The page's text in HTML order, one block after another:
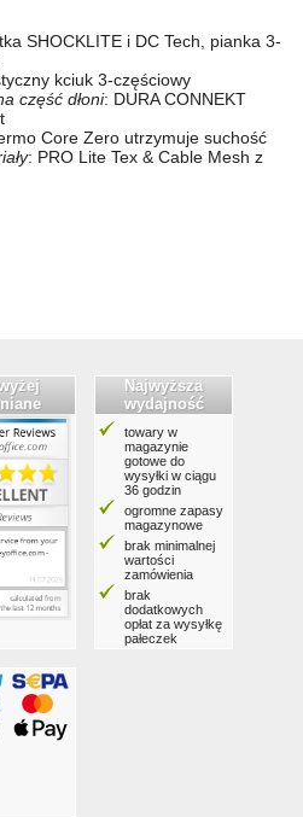
SHOCKLITE i DC Tech, pianka 3-
kciuk 3-częściowy
część dłoni: DURA CONNEKT
Core Zero utrzymuje suchość
: PRO Lite Tex & Cable Mesh z
Najwyższa
wydajność
towary w
magazynie
gotowe do
wysyłki w ciągu
36 godzin
ogromne zapasy
magazynowe
brak minimalnej
wartości
zamówienia
brak
dodatkowych
opłat za wysyłkę
pałeczek